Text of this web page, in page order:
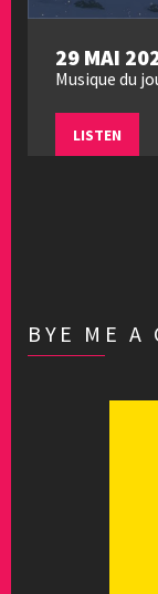
29 MAI
Musique du
LISTEN
BYE ME A